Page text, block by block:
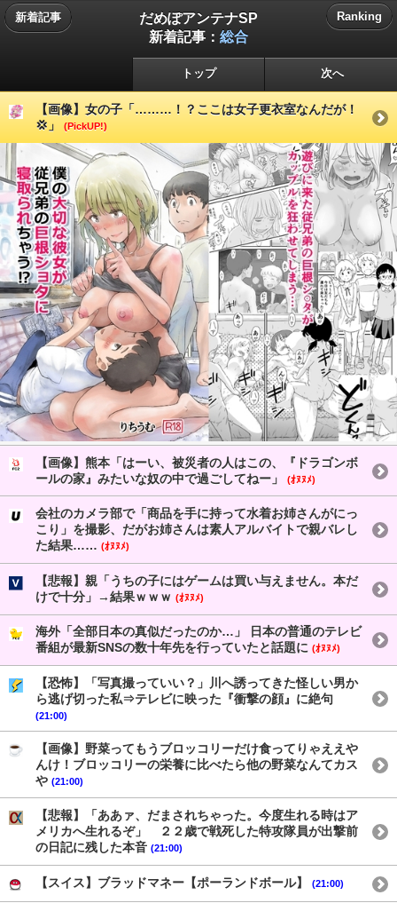
新着記事
だめぽアンテナSP
新着記事： 総合
Ranking
トップ 次へ
【画像】女の子「………！？ここは女子更衣室なんだが！
💢」
(PickUP!)
【画像】熊本「はーい、被災者の人はこの、『ドラゴンボ
ールの家』みたいな奴の中で過ごしてねー」
(ｵﾇﾇﾒ)
会社のカメラ部で「商品を手に持って水着お姉さんがにっ
こり」を撮影、だがお姉さんは素人アルバイトで親バレし
た結果…… (ｵﾇﾇﾒ)
【悲報】親「うちの子にはゲームは買い与えません。本だ
けで十分」→結果ｗｗｗ (ｵﾇﾇﾒ)
海外「全部日本の真似だったのか…」 日本の普通のテレビ
番組が最新SNSの数十年先を行っていたと話題に (ｵﾇﾇﾒ)
【恐怖】「写真撮っていい？」川へ誘ってきた怪しい男か
ら逃げ切った私⇒テレビに映った『衝撃の顔』に絶句
(21:00)
【画像】野菜ってもうブロッコリーだけ食ってりゃええや
んけ！ブロッコリーの栄養に比べたら他の野菜なんてカス
や (21:00)
【悲報】「ああァ、だまされちゃった。今度生れる時はア
メリカへ生れるぞ」 ２２歳で戦死した特攻隊員が出撃前
の日記に残した本音 (21:00)
【スイス】ブラッドマネー【ポーランドボール】 (21:00)